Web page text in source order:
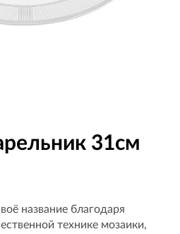
31см
название благодаря
технике мозаики,